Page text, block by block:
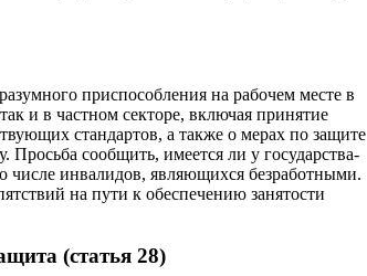
приспособления на рабочем месте в
и в частном секторе, включая принятие
стандартов, а также о мерах по защите
сообщить, имеется ли у государства-
числе инвалидов, являющихся безработными.
на пути к обеспечению занятости
(статья 28)